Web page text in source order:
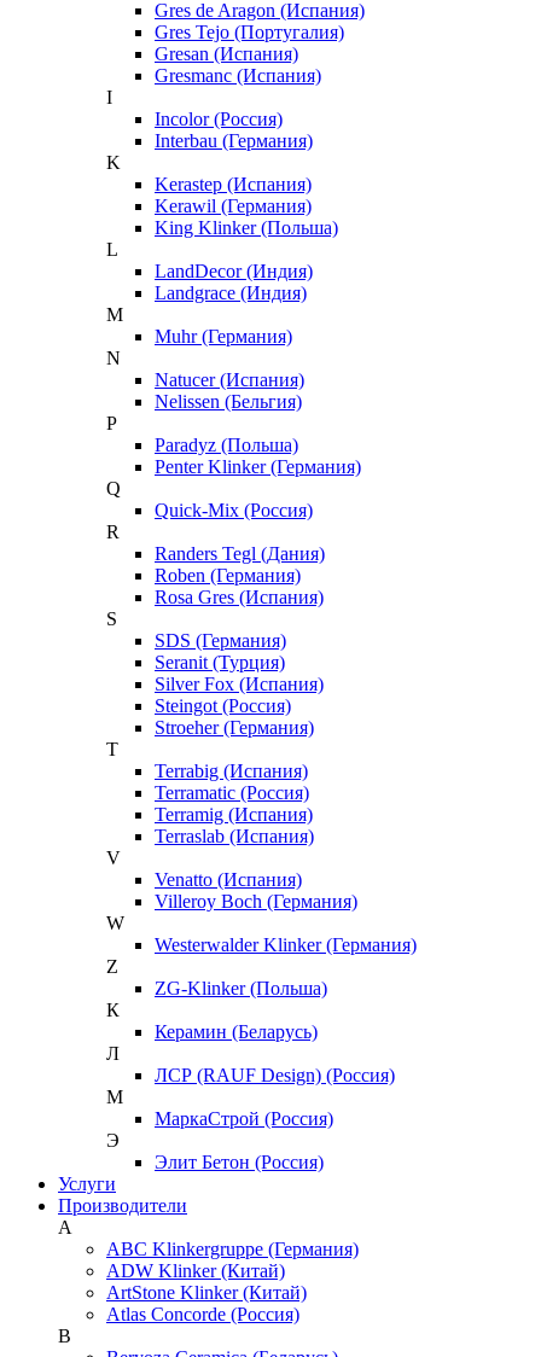
Gres de Aragon (Испания)
Gres Tejo (Португалия)
Gresan (Испания)
Gresmanc (Испания)
I
Incolor (Россия)
Interbau (Германия)
K
Kerastep (Испания)
Kerawil (Германия)
King Klinker (Польша)
L
LandDecor (Индия)
Landgrace (Индия)
M
Muhr (Германия)
N
Natucer (Испания)
Nelissen (Бельгия)
P
Paradyz (Польша)
Penter Klinker (Германия)
Q
Quick-Mix (Россия)
R
Randers Tegl (Дания)
Roben (Германия)
Rosa Gres (Испания)
S
SDS (Германия)
Seranit (Турция)
Silver Fox (Испания)
Steingot (Россия)
Stroeher (Германия)
T
Terrabig (Испания)
Terramatic (Россия)
Terramig (Испания)
Terraslab (Испания)
V
Venatto (Испания)
Villeroy Boch (Германия)
W
Westerwalder Klinker (Германия)
Z
ZG-Klinker (Польша)
К
Керамин (Беларусь)
Л
ЛСР (RAUF Design) (Россия)
М
МаркаСтрой (Россия)
Э
Элит Бетон (Россия)
Услуги
Производители
A
ABC Klinkergruppe (Германия)
ADW Klinker (Китай)
ArtStone Klinker (Китай)
Atlas Concorde (Россия)
B